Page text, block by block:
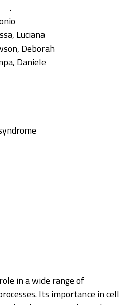
.
Luciana
Deborah
Daniele
in a wide range of
Its importance in cell